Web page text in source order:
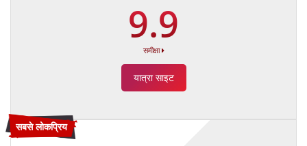
9.9
समीक्षा
यात्रा साइट
सबसे लोकप्रिय